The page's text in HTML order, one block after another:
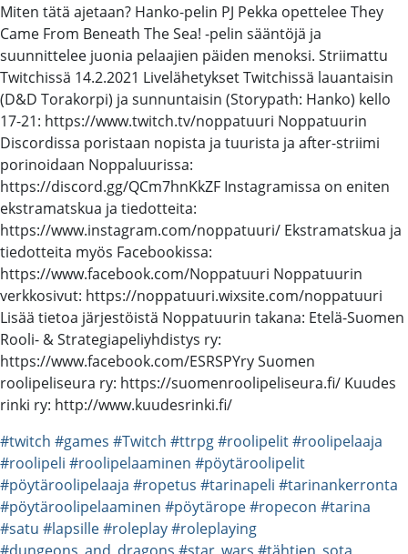
Miten tätä ajetaan? Hanko-pelin PJ Pekka opettelee They
Came From Beneath The Sea! -pelin sääntöjä ja
suunnittelee juonia pelaajien päiden menoksi. Striimattu
Twitchissä 14.2.2021 Livelähetykset Twitchissä lauantaisin
(D&D Torakorpi) ja sunnuntaisin (Storypath: Hanko) kello
17-21: https://www.twitch.tv/noppatuuri Noppatuurin
Discordissa poristaan nopista ja tuurista ja after-striimi
porinoidaan Noppaluurissa:
https://discord.gg/QCm7hnKkZF Instagramissa on eniten
ekstramatskua ja tiedotteita:
https://www.instagram.com/noppatuuri/ Ekstramatskua ja
tiedotteita myös Facebookissa:
https://www.facebook.com/Noppatuuri Noppatuurin
verkkosivut: https://noppatuuri.wixsite.com/noppatuuri
Lisää tietoa järjestöistä Noppatuurin takana: Etelä-Suomen
Rooli- & Strategiapeliyhdistys ry:
https://www.facebook.com/ESRSPYry Suomen
roolipeliseura ry: https://suomenroolipeliseura.fi/ Kuudes
rinki ry: http://www.kuudesrinki.fi/
#twitch #games #Twitch #ttrpg#roolipelit#roolipelaaja
#roolipeli #roolipelaaminen #pöytäroolipelit
#pöytäroolipelaaja #ropetus #tarinapeli #tarinankerronta
#pöytäroolipelaaminen #pöytärope#ropecon #tarina
#satu #lapsille#roleplay#roleplaying